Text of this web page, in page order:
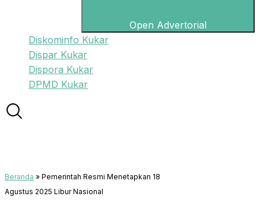
Open Advertorial
Diskominfo Kukar
Dispar Kukar
Dispora Kukar
DPMD Kukar
Beranda » Pemerintah Resmi Menetapkan 18
Agustus 2025 Libur Nasional